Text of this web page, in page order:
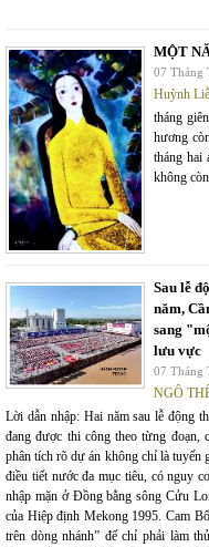
MỘT
07 Tháng
Huỳnh
tháng
hương
tháng hai
không
Sau lễ
năm,
sang
lưu vực
07 Tháng
NGÔ
Lời dẫn nhập: Hai năm sau lễ động
đang được thi công theo từng đoạn,
phân tích rõ dự án không chỉ là tuyến
điều tiết nước đa mục tiêu, có nguy
nhập mặn ở Đồng bằng sông Cửu
của Hiệp định Mekong 1995. Cam
trên dòng nhánh” để chỉ phải làm